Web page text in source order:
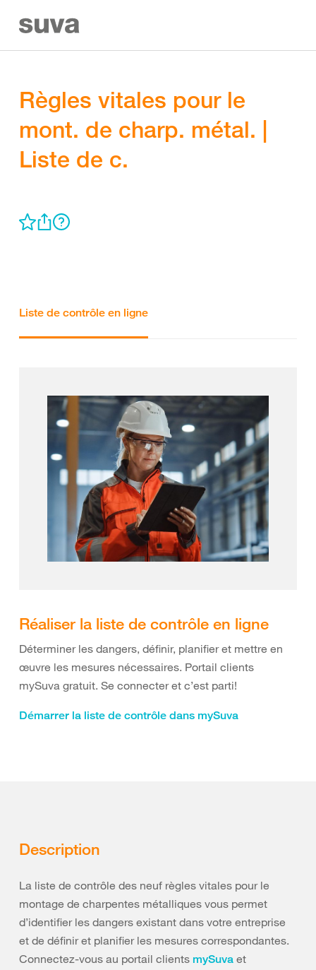
Règles vitales pour le
mont. de charp. métal. |
Liste de c.
Liste de contrôle en ligne
Réaliser la liste de contrôle en ligne
Déterminer les dangers, définir, planifier et mettre en
œuvre les mesures nécessaires. Portail clients
mySuva gratuit. Se connecter et c’est parti!
Démarrer la liste de contrôle dans mySuva
Description
La liste de contrôle des neuf règles vitales pour le
montage de charpentes métalliques vous permet
d’identifier les dangers existant dans votre entreprise
et de définir et planifier les mesures correspondantes.
Connectez-vous au portail clients mySuva et